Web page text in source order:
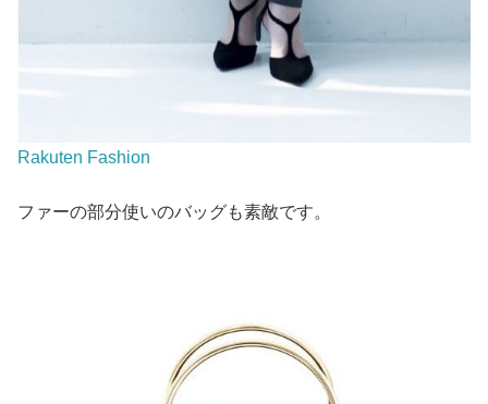
Rakuten Fashion
ファーの部分使いのバッグも素敵です。